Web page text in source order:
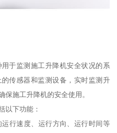
于监测施工升降机安全状况的系
传感器和监测设备，实时监测升
保施工升降机的安全使用。
以下功能：
行速度、运行方向、运行时间等